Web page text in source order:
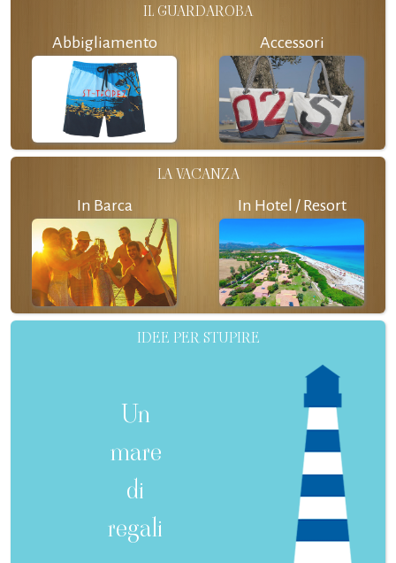
IL GUARDAROBA
Abbigliamento Accessori
LA VACANZA
In Barca In Hotel / Resort
IDEE PER STUPIRE
Un
mare
di
regali